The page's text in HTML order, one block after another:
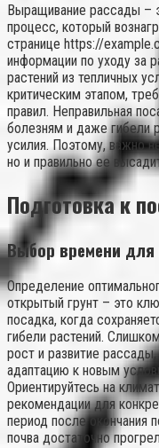
Выращивание рассады –
процесс, который
странице https://
информации по уходу за
растений из тепличных
критическим этапом,
правил. Неправильная
болезням и даже гибели
усилия. Поэтому, важно
но и правильно ее
Подготовка к
Выбор времени для
Определение
открытый грунт – это
посадка, когда
гибели растений.
рост и развитие
адаптацию к новым
Ориентируйтесь на
рекомендации для
период после окончания
почва достаточно